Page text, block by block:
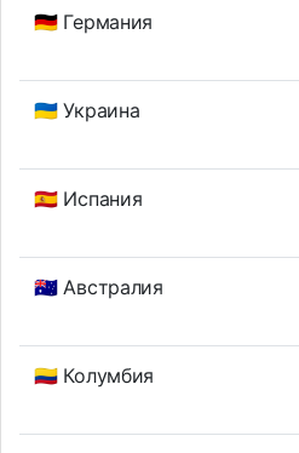
🇩🇪 Германия
🇺🇦 Украина
🇪🇸 Испания
🇦🇺 Австралия
🇨🇴 Колумбия